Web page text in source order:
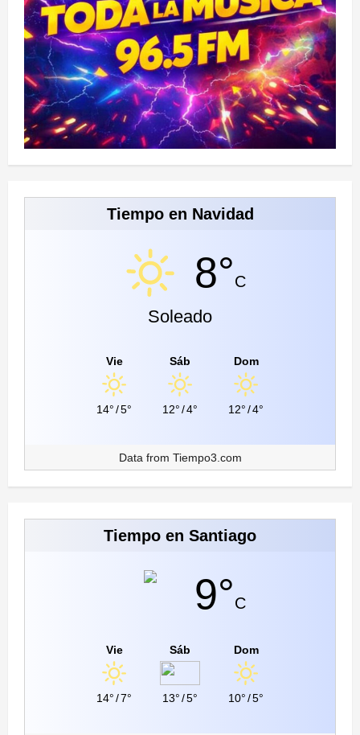
Tiempo en Navidad
8°C
Soleado
Vie
14°/5°
Sáb
12°/4°
Dom
12°/4°
Data from Tiempo3.com
Tiempo en Santiago
9°C
Vie
14°/7°
Sáb
13°/5°
Dom
10°/5°